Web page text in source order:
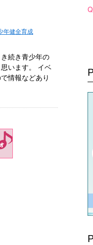
年健全育成
続き青少年の
います。 イベ
情報などあり